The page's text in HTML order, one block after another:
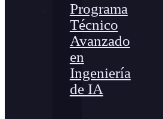
Programa
Técnico
Avanzado
en
Ingeniería
de IA